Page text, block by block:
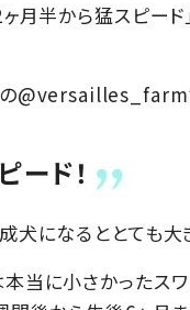
月半から猛スピー
の@versailles_farm
ード！
犬になるととても大
当に小さかったス